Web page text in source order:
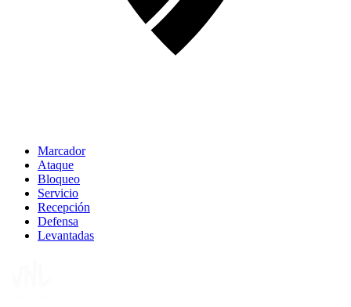
Marcador
Ataque
Bloqueo
Servicio
Recepción
Defensa
Levantadas